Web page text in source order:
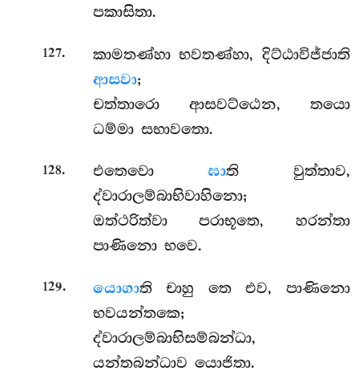
පකාසිතා.
127. කාමතණ්හා භවතණ්හා, දිට්ඨාවිජ්ජාති
ආසවා;
චත්තාරො ආසවට්ඨෙන, තයො
ධම්මා සභාවතො.
128. එතෙවොඝාති වුත්තාව,
ද්වාරාලම්බාභිවාහිනො;
ඔත්ථරිත්වා පරාභූතෙ, හරන්තා
පාණිනො භවෙ.
129. යොගාතිචාහු තෙ එව, පාණිනො
භවයන්තකෙ;
ද්වාරාලම්බාභිසම්බන්ධා,
යන්තබන්ධාව යොජිතා.